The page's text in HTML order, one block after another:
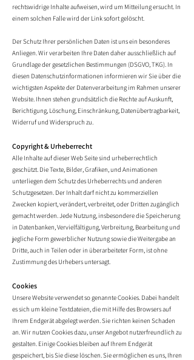
rechtswidrige Inhalte aufweisen, wird um Mitteilung ersucht. In
einem solchen Falle wird der Link sofort gelöscht.
Der Schutz Ihrer persönlichen Daten ist uns ein besonderes
Anliegen. Wir verarbeiten Ihre Daten daher ausschließlich auf
Grundlage der gesetzlichen Bestimmungen (DSGVO, TKG). In
diesen Datenschutzinformationen informieren wir Sie über die
wichtigsten Aspekte der Datenverarbeitung im Rahmen unserer
Website. Ihnen stehen grundsätzlich die Rechte auf Auskunft,
Berichtigung, Löschung, Einschränkung, Datenübertragbarkeit,
Widerruf und Widerspruch zu.
Copyright & Urheberrecht
Alle Inhalte auf dieser Web Seite sind urheberrechtlich
geschützt. Die Texte, Bilder, Grafiken, und Animationen
unterliegen dem Schutz des Urheberrechts und anderen
Schutzgesetzen. Der Inhalt darf nicht zu kommerziellen
Zwecken kopiert, verändert, verbreitet, oder Dritten zugänglich
gemacht werden. Jede Nutzung, insbesondere die Speicherung
in Datenbanken, Vervielfältigung, Verbreitung, Bearbeitung und
jegliche Form gewerblicher Nutzung sowie die Weitergabe an
Dritte, auch in Teilen oder in überarbeiteter Form, ist ohne
Zustimmung des Urhebers untersagt.
Cookies
Unsere Website verwendet so genannte Cookies. Dabei handelt
es sich um kleine Textdateien, die mit Hilfe des Browsers auf
Ihrem Endgerät abgelegt werden. Sie richten keinen Schaden
an. Wir nutzen Cookies dazu, unser Angebot nutzerfreundlich zu
gestalten. Einige Cookies bleiben auf Ihrem Endgerät
gespeichert, bis Sie diese löschen. Sie ermöglichen es uns, Ihren